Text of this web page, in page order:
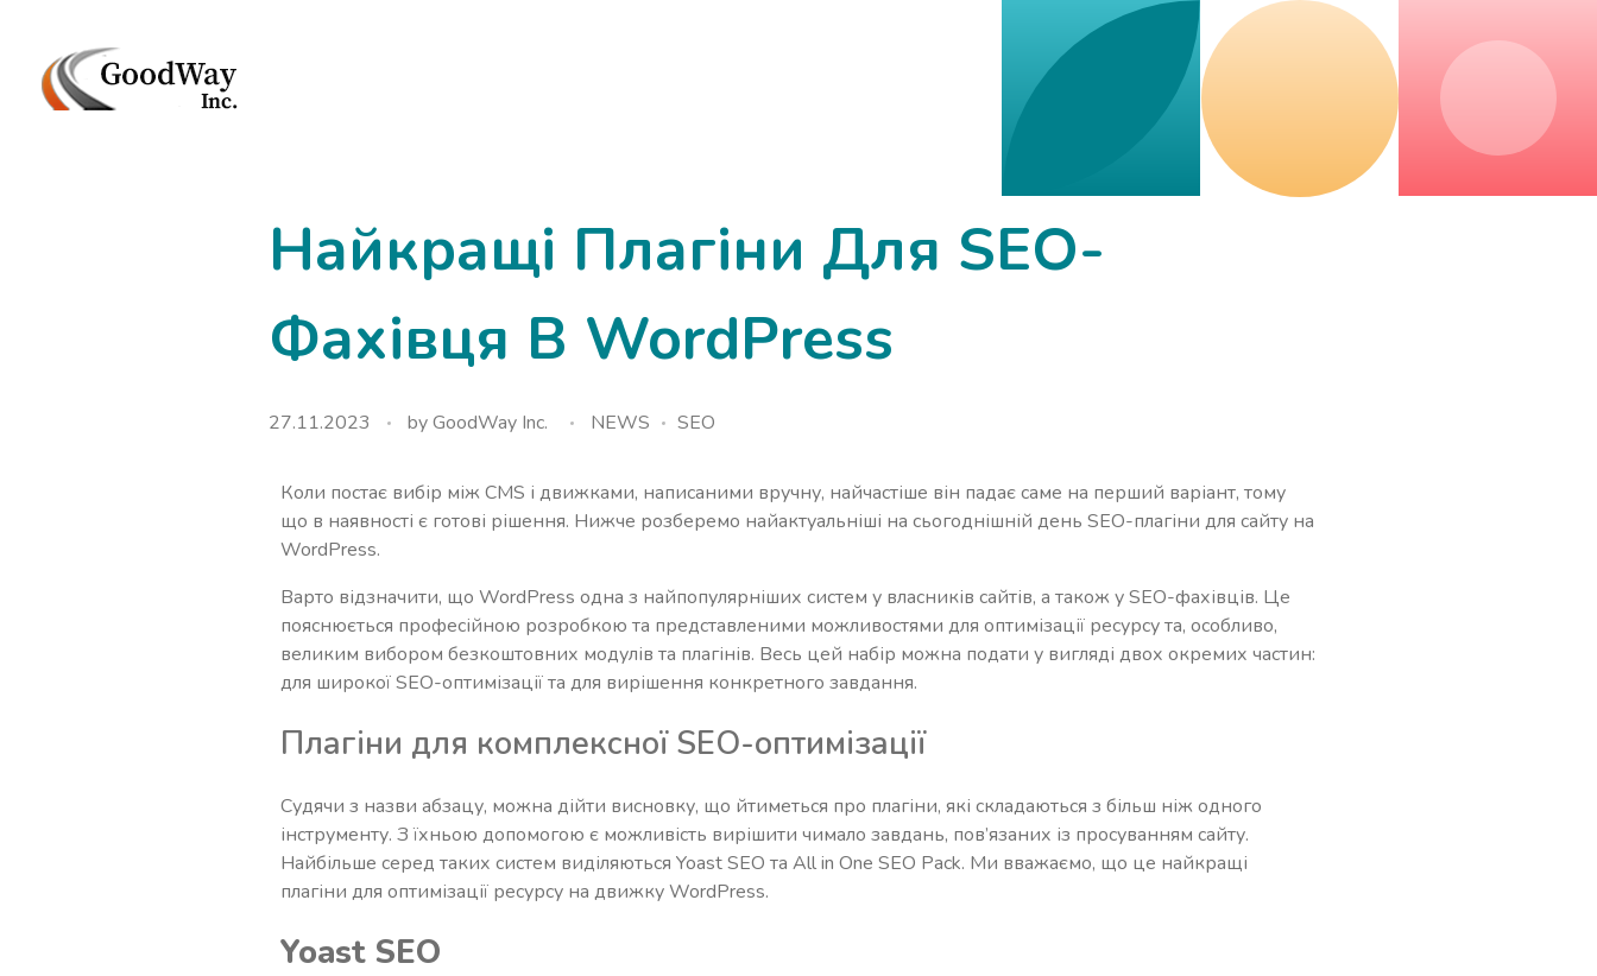
Найкращі Плагіни Для SEO-
Фахівця В WordPress
27.11.2023 byGoodWay Inc. NEWS SEO
Коли постає вибір між CMS і движками, написаними вручну, найчастіше він падає саме на перший варіант, тому
що в наявності є готові рішення. Нижче розберемо найактуальніші на сьогоднішній день SEO-плагіни для сайту на
WordPress.
Варто відзначити, що WordPress одна з найпопулярніших систем у власників сайтів, а також у SEO-фахівців. Це
пояснюється професійною розробкою та представленими можливостями для оптимізації ресурсу та, особливо,
великим вибором безкоштовних модулів та плагінів. Весь цей набір можна подати у вигляді двох окремих частин:
для широкої SEO-оптимізації та для вирішення конкретного завдання.
Плагіни для комплексної SEO-оптимізації
Судячи з назви абзацу, можна дійти висновку, що йтиметься про плагіни, які складаються з більш ніж одного
інструменту. З їхньою допомогою є можливість вирішити чимало завдань, пов’язаних із просуванням сайту.
Найбільше серед таких систем виділяються Yoast SEO та All in One SEO Pack. Ми вважаємо, що це найкращі
плагіни для оптимізації ресурсу на движку WordPress.
Yoast SEO